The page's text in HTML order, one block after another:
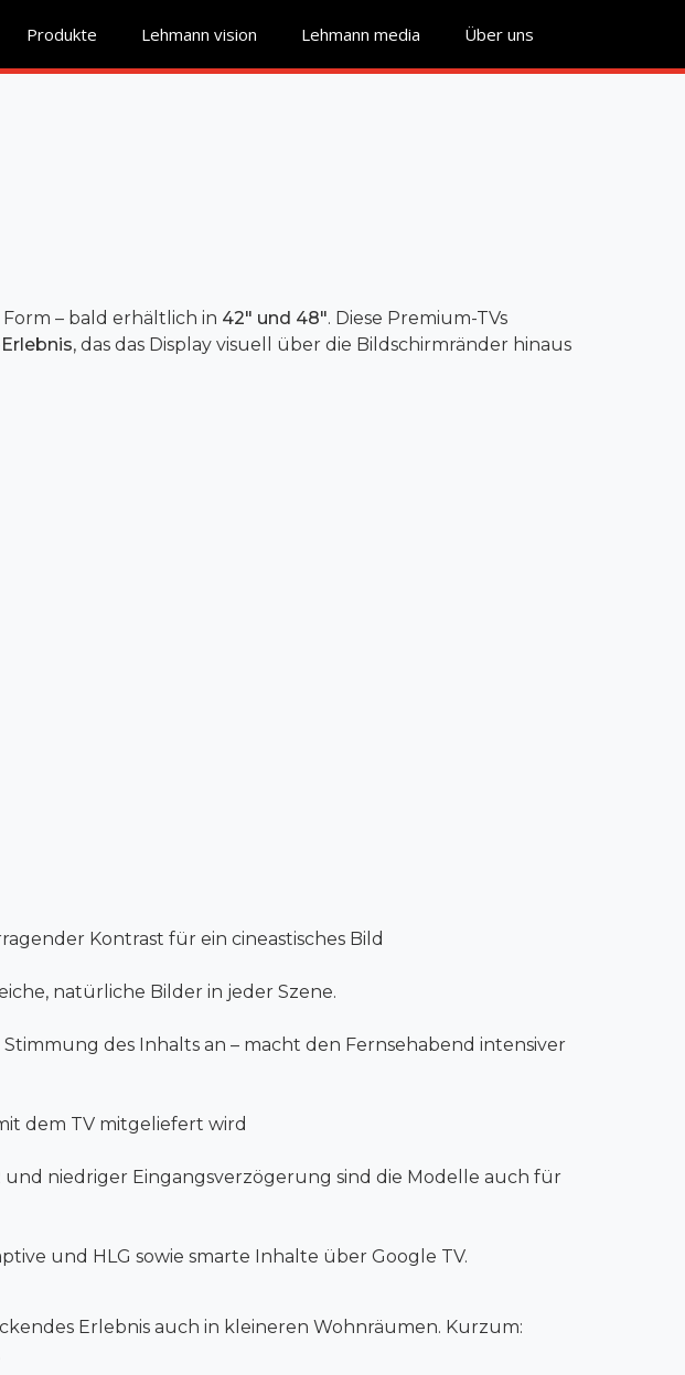
Produkte Lehmann vision Lehmann media Über uns
– bald erhältlich in 42" und 48". Diese Premium-TVs
, das das Display visuell über die Bildschirmränder hinaus
Kontrast für ein cineastisches Bild
natürliche Bilder in jeder Szene.
des Inhalts an – macht den Fernsehabend intensiver
dem TV mitgeliefert wird
und niedriger Eingangsverzögerung sind die Modelle auch für
und HLG sowie smarte Inhalte über Google TV.
Erlebnis auch in kleineren Wohnräumen. Kurzum: